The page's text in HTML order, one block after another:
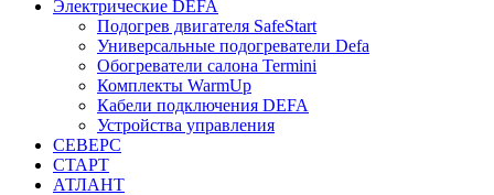
Электрические DEFA
Подогрев двигателя SafeStart
Универсальные подогреватели Defa
Обогреватели салона Termini
Комплекты WarmUp
Кабели подключения DEFA
Устройства управления
СЕВЕРС
СТАРТ
АТЛАНТ